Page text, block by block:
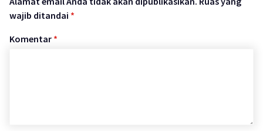
wajib ditandai *
Komentar *